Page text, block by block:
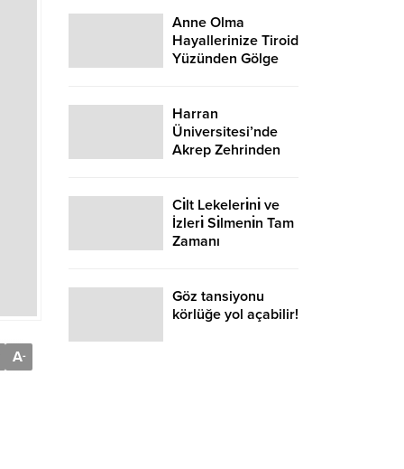
A-
Anne Olma
Hayallerinize Tiroid
Yüzünden Gölge
Harran
Üniversitesi’nde
Akrep Zehrinden
Cı̇lt Lekelerı̇nı̇ ve
İzlerı̇ Sı̇lmenı̇n Tam
Zamanı
Göz tansiyonu
körlüğe yol açabilir!